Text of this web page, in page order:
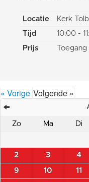
Locatie
Kerk
Tijd
10:00 -
Prijs
« Vorige Volgende »
Zo Ma Di
2 3 4
9 10 11